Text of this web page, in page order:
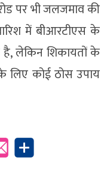
पर भी जलजमाव की
में बीआरटीएस के
है, लेकिन शिकायतों के
लिए कोई ठोस उपाय